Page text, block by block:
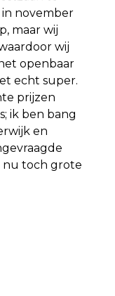
in november
maar wij
wij
openbaar
echt super.
prijzen
ik ben bang
en
nu toch grote